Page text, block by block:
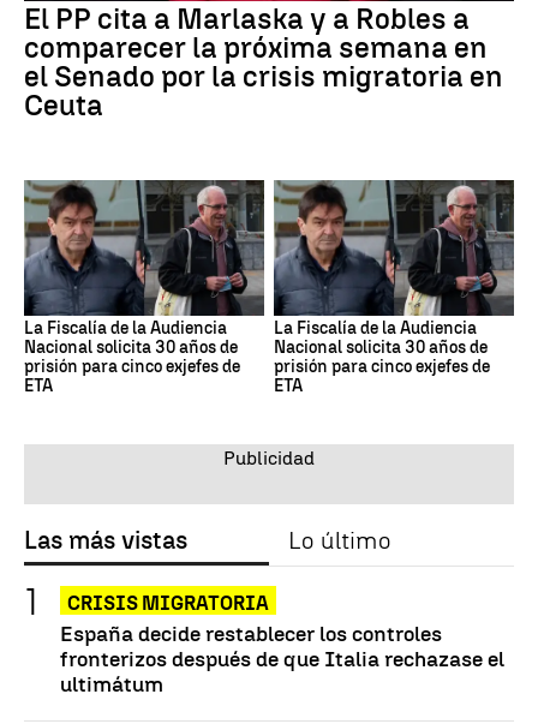
El PP cita a Marlaska y a Robles a
comparecer la próxima semana en
el Senado por la crisis migratoria en
Ceuta
La Fiscalía de la Audiencia
Nacional solicita 30 años de
prisión para cinco exjefes de
ETA
La Fiscalía de la Audiencia
Nacional solicita 30 años de
prisión para cinco exjefes de
ETA
Las más vistas Lo último
CRISIS MIGRATORIA
España decide restablecer los controles
fronterizos después de que Italia rechazase el
ultimátum